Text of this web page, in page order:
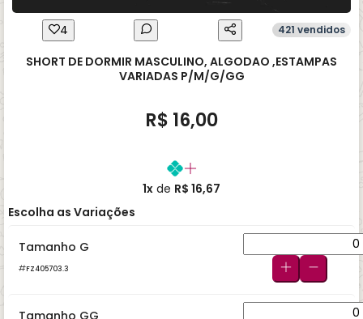
4 421 vendidos
SHORT DE DORMIR MASCULINO, ALGODAO ,ESTAMPAS
VARIADAS P/M/G/GG
R$ 16,00
1x de R$ 16,67
Escolha as Variações
Tamanho G
FZ405703.3